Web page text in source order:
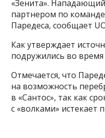
«Зенита».
партнером по
Паредеса, сообщает
Как утверждает
подружились во
Отмечается, что
на возможность
в «Сантос», так как
с «волками» истекает